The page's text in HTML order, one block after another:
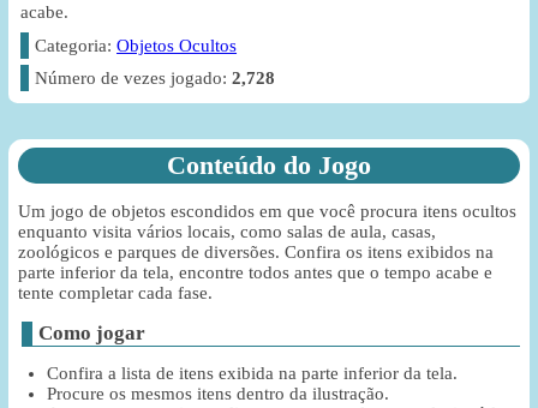
acabe.
Categoria:Objetos Ocultos
Número de vezes jogado:2,728
Conteúdo do Jogo
Um jogo de objetos escondidos em que você procura itens ocultos
enquanto visita vários locais, como salas de aula, casas,
zoológicos e parques de diversões. Confira os itens exibidos na
parte inferior da tela, encontre todos antes que o tempo acabe e
tente completar cada fase.
Como jogar
Confira a lista de itens exibida na parte inferior da tela.
Procure os mesmos itens dentro da ilustração.